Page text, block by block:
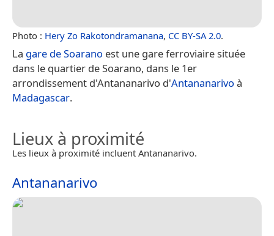
Photo : Hery Zo Rakotondramanana, CC BY-SA 2.0.
La gare de Soarano est une gare ferroviaire située
dans le quartier de Soarano, dans le 1er
arrondissement d'Antananarivo d'Antananarivo à
Madagascar.
Lieux à proximité
Les lieux à proximité incluent Antananarivo.
Antananarivo